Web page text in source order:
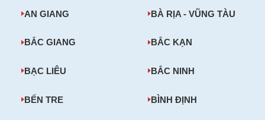
AN GIANG BÀ RỊA - VŨNG TÀU
BẮC GIANG BẮC KẠN
BẠC LIÊU BẮC NINH
BẾN TRE BÌNH ĐỊNH